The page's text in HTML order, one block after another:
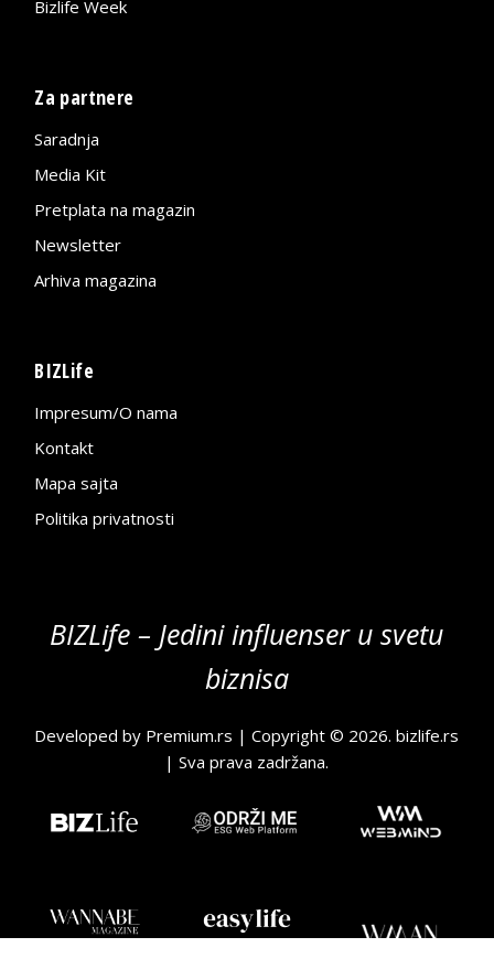
Bizlife Week
Za partnere
Saradnja
Media Kit
Pretplata na magazin
Newsletter
Arhiva magazina
BIZLife
Impresum/O nama
Kontakt
Mapa sajta
Politika privatnosti
BIZLife – Jedini influenser u svetu
biznisa
Developed by Premium.rs | Copyright © 2026.bizlife.rs
| Sva prava zadržana.